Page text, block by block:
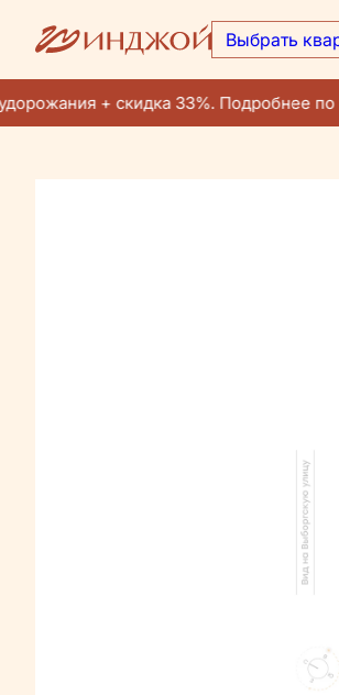
Выбрать
+ скидка 33%. Подробнее по
3-комнатная73.9 м2Цена